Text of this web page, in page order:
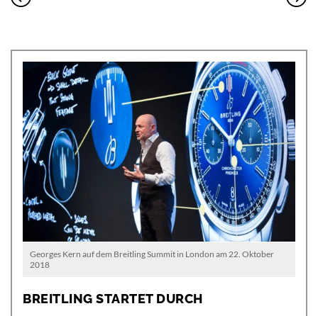
Georges Kern auf dem Breitling Summit in London am 22. Oktober
2018
BREITLING STARTET DURCH